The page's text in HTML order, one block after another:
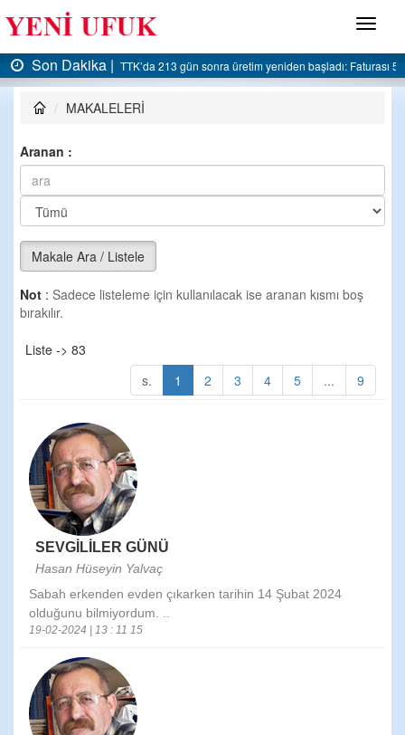
Menü
yeniden başladı: Faturası 5 milyar liraya dayandı
Son Dakika |AK Parti Ereğli İlçe
MAKALELERİ
Aranan :
Makale Ara / Listele
Not : Sadece listeleme için kullanılacak ise aranan kısmı boş
bırakılır.
Liste -> 83
s.
1 2 3 4 5 ... 9
SEVGİLİLER GÜNÜ
Hasan Hüseyin Yalvaç
Sabah erkenden evden çıkarken tarihin 14 Şubat 2024
olduğunu bilmiyordum. ..
19-02-2024 | 13 : 11 15